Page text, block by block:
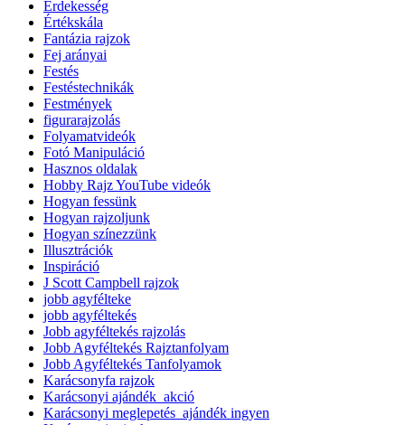
Érdekesség
Értékskála
Fantázia rajzok
Fej arányai
Festés
Festéstechnikák
Festmények
figurarajzolás
Folyamatvideók
Fotó Manipuláció
Hasznos oldalak
Hobby Rajz YouTube videók
Hogyan fessünk
Hogyan rajzoljunk
Hogyan színezzünk
Illusztrációk
Inspiráció
J Scott Campbell rajzok
jobb agyfélteke
jobb agyféltekés
Jobb agyféltekés rajzolás
Jobb Agyféltekés Rajztanfolyam
Jobb Agyféltekés Tanfolyamok
Karácsonyfa rajzok
Karácsonyi ajándék_akció
Karácsonyi meglepetés_ajándék ingyen